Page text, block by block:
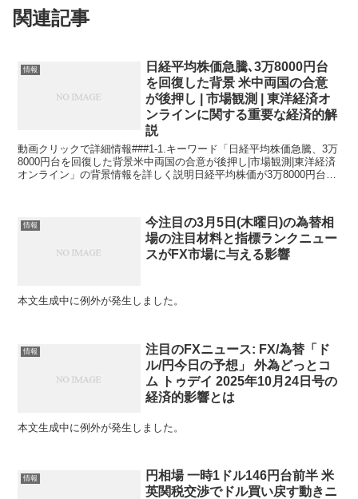
関連記事
情報
日経平均株価急騰､3万8000円台
を回復した背景 米中両国の合意
が後押し | 市場観測 | 東洋経済オ
ンラインに関する重要な経済的解
説
動画クリックで詳細情報###1-1.キーワード「日経平均株価急騰、3万
8000円台を回復した背景米中両国の合意が後押し|市場観測|東洋経済
オンライン」の背景情報を詳しく説明日経平均株価が3万8000円台を
情報
今注目の3月5日(木曜日)の為替相
場の注目材料と指標ランクニュー
スがFX市場に与える影響
本文生成中に例外が発生しました。
情報
注目のFXニュース: FX/為替「ド
ル/円今日の予想」 外為どっとコ
ム トゥデイ 2025年10月24日号の
経済的影響とは
本文生成中に例外が発生しました。
情報
円相場 一時1ドル146円台前半 米
英関税交渉でドル買い戻す動きニ